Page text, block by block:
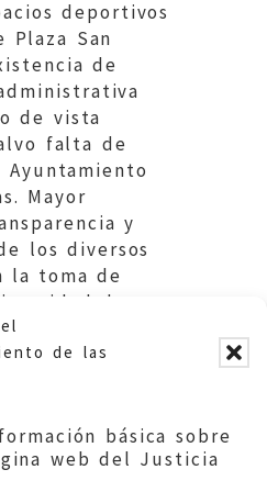
de las
básica sobre
web del Justicia
deportivos
Plaza San
de
de vista
falta de
Mayor
y
los diversos
la toma de
de